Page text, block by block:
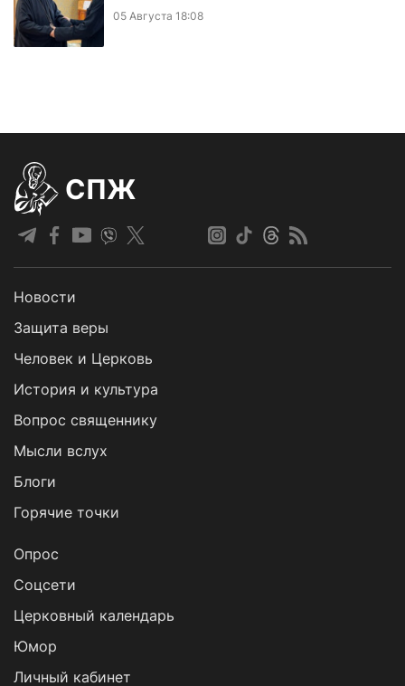
05 Августа 18:08
СПЖ
Новости
Защита веры
Человек и Церковь
История и культура
Вопрос священнику
Мысли вслух
Блоги
Горячие точки
Опрос
Cоцсети
Церковный календарь
Юмор
Личный кабинет